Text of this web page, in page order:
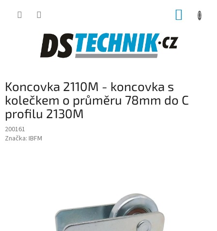
Koncovka 2110M - koncovka s
kolečkem o průměru 78mm do C
profilu 2130M
200161
Značka: IBFM